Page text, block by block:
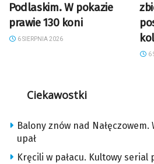
Podlaskim. W pokazie
prawie 130 koni
6 SIERPNIA 2026
6
Ciekawostki
Balony znów nad Nałęczowem.
upał
Kręcili w pałacu. Kultowy serial